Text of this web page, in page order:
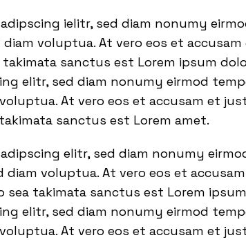
ielitr, sed diam nonumy
voluptua. At vero eos et
sanctus est Lorem ipsum
elitr, sed diam nonumy eirmod
At vero eos et accusam et
sanctus est Lorem amet.
elitr, sed diam nonumy
diam voluptua. At vero eos et
takimata sanctus est Lorem
elitr, sed diam nonumy eirmod
At vero eos et accusam et